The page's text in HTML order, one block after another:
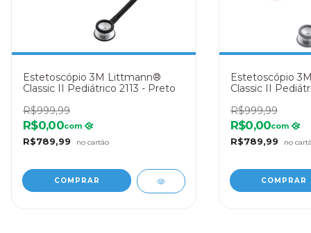
Estetoscópio 3M Littmann®
Classic II Pediátrico 2113 - Preto
R$999,99
R$789,99
R$0,00com
Estetoscópio
Classic II
R$999,99
R$789,99
R$0,00com